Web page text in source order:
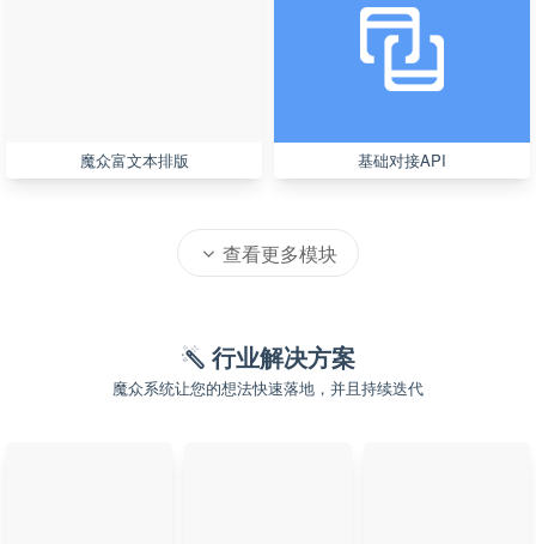
魔众富文本排版 基础对接API
查看更多模块
行业解决方案
魔众系统让您的想法快速落地，并且持续迭代